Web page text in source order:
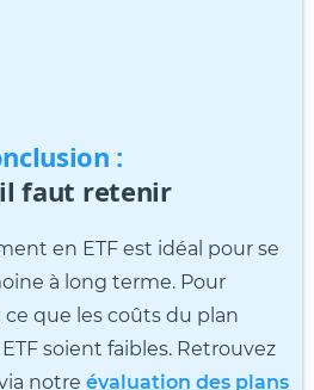
:
faut retenir
en ETF est idéal pour se
à long terme. Pour
que les coûts du plan
soient faibles. Retrouvez
notre évaluation des plans